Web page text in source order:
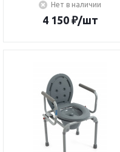
Нет в наличии
4 150₽/шт